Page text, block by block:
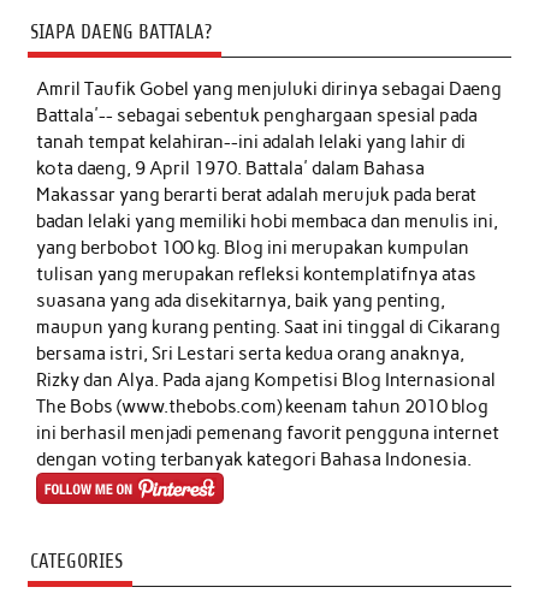
SIAPA DAENG BATTALA?
Amril Taufik Gobelyang menjuluki dirinya sebagai Daeng
Battala'-- sebagai sebentuk penghargaan spesial pada
tanah tempat kelahiran--ini adalah lelaki yang lahir di
kota daeng, 9 April 1970. Battala' dalam Bahasa
Makassar yang berarti berat adalah merujuk pada berat
badan lelaki yang memiliki hobi membaca dan menulis ini,
yang berbobot 100 kg. Blog ini merupakan kumpulan
tulisan yang merupakan refleksi kontemplatifnya atas
suasana yang ada disekitarnya, baik yang penting,
maupun yang kurang penting. Saat ini tinggal di Cikarang
bersama istri, Sri Lestari serta kedua orang anaknya,
Rizky dan Alya. Pada ajang Kompetisi Blog Internasional
The Bobs (www.thebobs.com) keenam tahun 2010 blog
ini berhasil menjadi pemenang favorit pengguna internet
dengan voting terbanyak kategori Bahasa Indonesia.
CATEGORIES